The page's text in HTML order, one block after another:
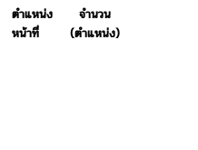
ตำแหน่ง
หน้าที่
จำนวน
(ตำแหน่ง)